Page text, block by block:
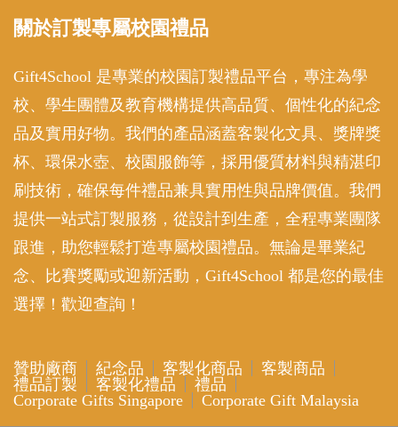
關於訂製專屬校園禮品
Gift4School 是專業的校園訂製禮品平台，專注為學
校、學生團體及教育機構提供高品質、個性化的紀念
品及實用好物。我們的產品涵蓋客製化文具、獎牌獎
杯、環保水壺、校園服飾等，採用優質材料與精湛印
刷技術，確保每件禮品兼具實用性與品牌價值。我們
提供一站式訂製服務，從設計到生產，全程專業團隊
跟進，助您輕鬆打造專屬校園禮品。無論是畢業紀
念、比賽獎勵或迎新活動，Gift4School 都是您的最佳
選擇！歡迎查詢！
贊助廠商 紀念品 客製化商品
客製商品
禮品訂製
客製化禮品
禮品
Corporate Gifts Singapore
Corporate Gift Malaysia